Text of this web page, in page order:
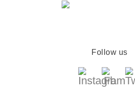
Follow us